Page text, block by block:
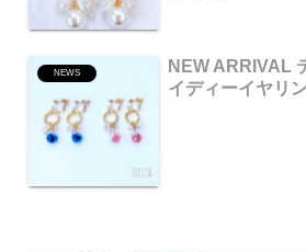
NEWS
NEW ARRIVAL
イディーイヤリ